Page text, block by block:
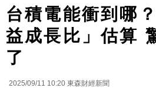
台積電能衝到哪
益成長比」估算
了
2025/09/11 10:20 東森財經新聞